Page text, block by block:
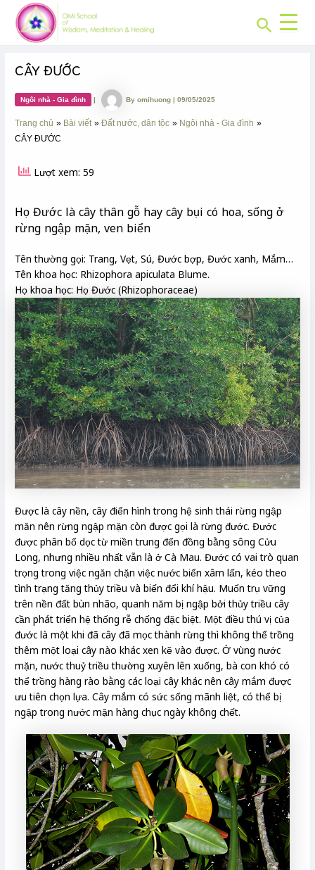
content
Search
CÂY ĐƯỚC
Ngôi nhà - Gia đình | Byomihuong|09/05/2025
Trang chủ Bài viết Đất nước, dân tộc
Ngôi nhà - Gia đình
CÂY ĐƯỚC
Lượt xem: 59
Họ Đước là cây thân gỗ hay cây bụi có hoa, sống ở
rừng ngập mặn, ven biển
Tên thường gọi: Trang, Vẹt, Sú, Đước bợp, Đước xanh, Mắm…
Tên khoa học: Rhizophora apiculata Blume.
Họ khoa học: Họ Đước (Rhizophoraceae)
Được là cây nền, cây điển hình trong hệ sinh thái rừng ngập
măn nên rừng ngập mặn còn được gọi là rừng đước. Đước
được phân bố dọc từ miền trung đến đồng bằng sông Cửu
Long, nhưng nhiều nhất vẫn là ở Cà Mau. Đước có vai trò quan
trọng trong việc ngăn chặn việc nước biển xâm lấn, kéo theo
tình trạng tăng thủy triều và biến đổi khí hậu. Muốn trụ vững
trên nền đất bùn nhão, quanh năm bị ngập bởi thủy triều cây
cần phát triển hệ thống rễ chống đặc biệt. Một điều thú vị của
đước là một khi đã cây đã mọc thành rừng thì không thể trồng
thêm một loại cây nào khác xen kẽ vào được. Ở vùng nước
mặn, nước thuỷ triều thường xuyên lên xuống, bà con khó có
thể trồng hàng rào bằng các loại cây khác nên cây mắm được
ưu tiên chọn lựa. Cây mắm có sức sống mãnh liệt, có thể bị
ngập trong nước mặn hàng chục ngày không chết.
Post
navigation
CHUYÊN
MỤC: